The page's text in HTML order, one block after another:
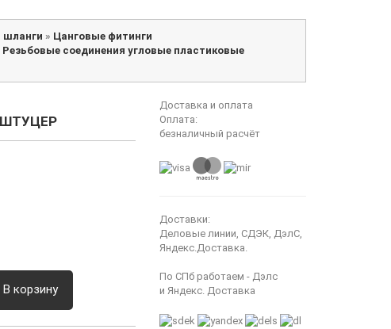
шланги » Цанговые фитинги
Резьбовые соединения угловые пластиковые
ШТУЦЕР
В корзину
Доставка и оплата
Оплата:
безналичный расчёт
Доставки:
Деловые линии, СДЭК, ДэлС,
Яндекс.Доставка.
По СПб работаем - Дэлс
и Яндекс. Доставка